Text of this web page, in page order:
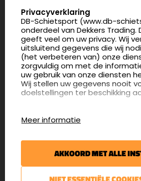
4.8
175 beoordelingen
info@db-schietsport.nl
Openingstijden
Dinsdag en donderdag: 13:00 -
uur
Afspraak maken
Nieuwsbrief
€5,- kortingsbon voor uw
Blijf op de hoogte van het
SELECT LANGUAGE
Privacyverklaring
DB-Schietsport (www.db-
onderdeel van Dekkers
geeft veel om uw privacy. Wij
uitsluitend gegevens die wij
(het verbeteren van) onze
zorgvuldig om met de
uw gebruik van onze diensten
Wij stellen uw gegevens nooit
doelstellingen ter beschikking
website gebruiken en hoe
advertenties van Dekkers
zoekresultaatpagina’s zijn. De
Meer informatie
AKKOORD MET ALLE